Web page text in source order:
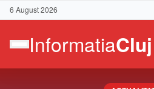
6 August 2026